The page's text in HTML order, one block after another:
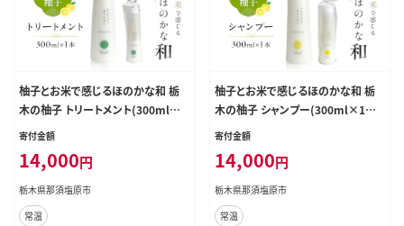
柚子とお米で感じるほのかな和 栃
木の柚子 トリートメント(300ml×1
本) 【栃木県 那須塩原市】 ns047-00
寄付金額
14,000円
栃木県那須塩原市
常温
柚子とお米で感じるほのかな和 栃
木の柚子 シャンプー(300ml×1本)
【栃木県 那須塩原市】 ns047-007
寄付金額
14,000円
栃木県那須塩原市
常温